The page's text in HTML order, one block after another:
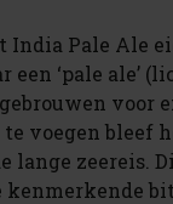
India Pale Ale
een ‘pale ale’
voor
te voegen bleef
lange zeereis.
kenmerkende